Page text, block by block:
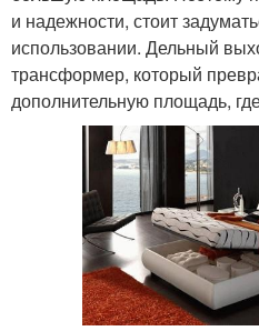
и надежности, стоит
использовании. Дельный
трансформер, который
дополнительную площадь,